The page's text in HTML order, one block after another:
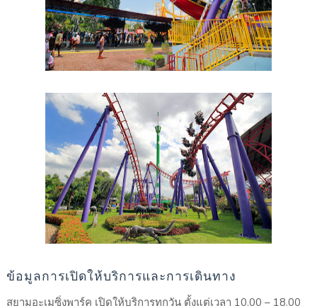
ข้อมูลการเปิดให้บริการและการเดินทาง
สยามอะเมซิ่งพาร์ค เปิดให้บริการทุกวัน ตั้งแต่เวลา 10.00 – 18.00